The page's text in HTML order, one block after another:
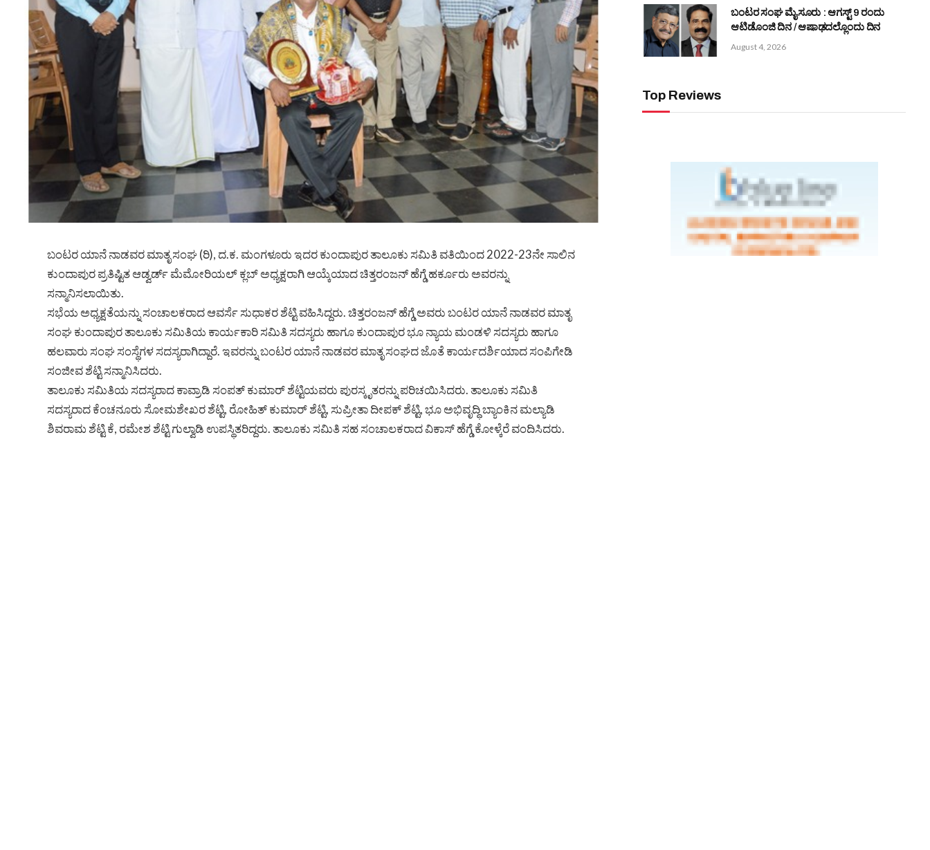
ಬಂಟರ ಯಾನೆ ನಾಡವರ ಮಾತೃ ಸಂಘ (ರಿ), ದ.ಕ. ಮಂಗಳೂರು ಇದರ ಕುಂದಾಪುರ ತಾಲೂಕು ಸಮಿತಿ ವತಿಯಿಂದ 2022-23ನೇ ಸಾಲಿನ
ಕುಂದಾಪುರ ಪ್ರತಿಷ್ಟಿತ ಆಡ್ವರ್ಡ್ ಮೆಮೋರಿಯಲ್ ಕ್ಲಬ್ ಅಧ್ಯಕ್ಷರಾಗಿ ಆಯ್ಕೆಯಾದ ಚಿತ್ತರಂಜನ್ ಹೆಗ್ಡೆ ಹರ್ಕೂರು ಅವರನ್ನು
ಸನ್ಮಾನಿಸಲಾಯಿತು.
ಸಭೆಯ ಅಧ್ಯಕ್ಷತೆಯನ್ನು ಸಂಚಾಲಕರಾದ ಆವರ್ಸೆ ಸುಧಾಕರ ಶೆಟ್ಟಿ ವಹಿಸಿದ್ದರು. ಚಿತ್ತರಂಜನ್ ಹೆಗ್ಡೆ ಅವರು ಬಂಟರ ಯಾನೆ ನಾಡವರ ಮಾತೃ
ಸಂಘ ಕುಂದಾಪುರ ತಾಲೂಕು ಸಮಿತಿಯ ಕಾರ್ಯಕಾರಿ ಸಮಿತಿ ಸದಸ್ಯರು ಹಾಗೂ ಕುಂದಾಪುರ ಭೂ ನ್ಯಾಯ ಮಂಡಳಿ ಸದಸ್ಯರು ಹಾಗೂ
ಹಲವಾರು ಸಂಘ ಸಂಸ್ಥೆಗಳ ಸದಸ್ಯರಾಗಿದ್ದಾರೆ. ಇವರನ್ನು ಬಂಟರ ಯಾನೆ ನಾಡವರ ಮಾತೃ ಸಂಘದ ಜೊತೆ ಕಾರ್ಯದರ್ಶಿಯಾದ ಸಂಪಿಗೇಡಿ
ಸಂಜೀವ ಶೆಟ್ಟಿ ಸನ್ಮಾನಿಸಿದರು.
ತಾಲೂಕು ಸಮಿತಿಯ ಸದಸ್ಯರಾದ ಕಾವ್ರಾಡಿ ಸಂಪತ್ ಕುಮಾರ್ ಶೆಟ್ಟಿಯವರು ಪುರಸ್ಕೃತರನ್ನು ಪರಿಚಯಿಸಿದರು. ತಾಲೂಕು ಸಮಿತಿ
ಸದಸ್ಯರಾದ ಕೆಂಚನೂರು ಸೋಮಶೇಖರ ಶೆಟ್ಟಿ, ರೋಹಿತ್ ಕುಮಾರ್ ಶೆಟ್ಟಿ, ಸುಪ್ರೀತಾ ದೀಪಕ್ ಶೆಟ್ಟಿ, ಭೂ ಅಭಿವೃದ್ಧಿ ಬ್ಯಾಂಕಿನ ಮಲ್ಯಾಡಿ
ಶಿವರಾಮ ಶೆಟ್ಟಿ ಕೆ, ರಮೇಶ ಶೆಟ್ಟಿ ಗುಲ್ವಾಡಿ ಉಪಸ್ಥಿತರಿದ್ದರು. ತಾಲೂಕು ಸಮಿತಿ ಸಹ ಸಂಚಾಲಕರಾದ ವಿಕಾಸ್ ಹೆಗ್ಡೆ ಕೋಳ್ಕೆರೆ ವಂದಿಸಿದರು.
ಬಂಟರ ಸಂಘ ಮೈಸೂರು : ಆಗಸ್ಟ್ 9 ರಂದು
ಆಟಿಡೊಂಜಿ ದಿನ / ಆಷಾಢದಲ್ಲೊಂದು ದಿನ
August 4, 2026
Top Reviews